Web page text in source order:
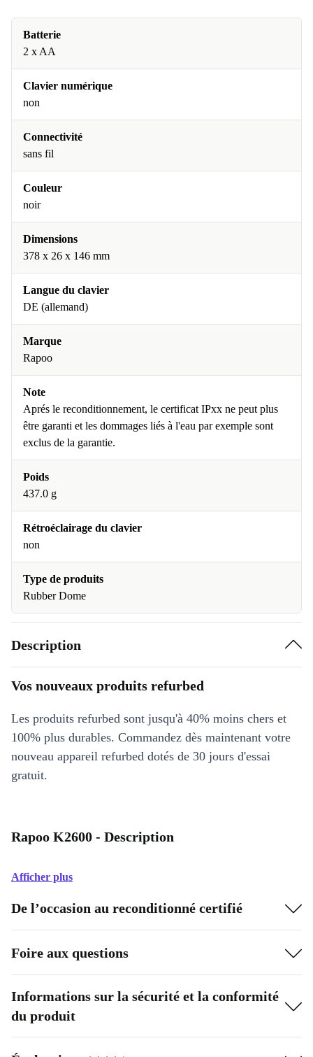
Batterie
2 x AA
Clavier numérique
non
Connectivité
sans fil
Couleur
noir
Dimensions
378 x 26 x 146 mm
Langue du clavier
DE (allemand)
Marque
Rapoo
Note
Aprés le reconditionnement, le certificat IPxx ne peut plus
être garanti et les dommages liés à l'eau par exemple sont
exclus de la garantie.
Poids
437.0 g
Rétroéclairage du clavier
non
Type de produits
Rubber Dome
Description
Vos nouveaux produits refurbed
Les produits refurbed sont jusqu'à 40% moins chers et
100% plus durables. Commandez dès maintenant votre
nouveau appareil refurbed dotés de 30 jours d'essai
gratuit.
Rapoo K2600 - Description
Afficher plus
De l’occasion au reconditionné certifié
Foire aux questions
Informations sur la sécurité et la conformité
du produit